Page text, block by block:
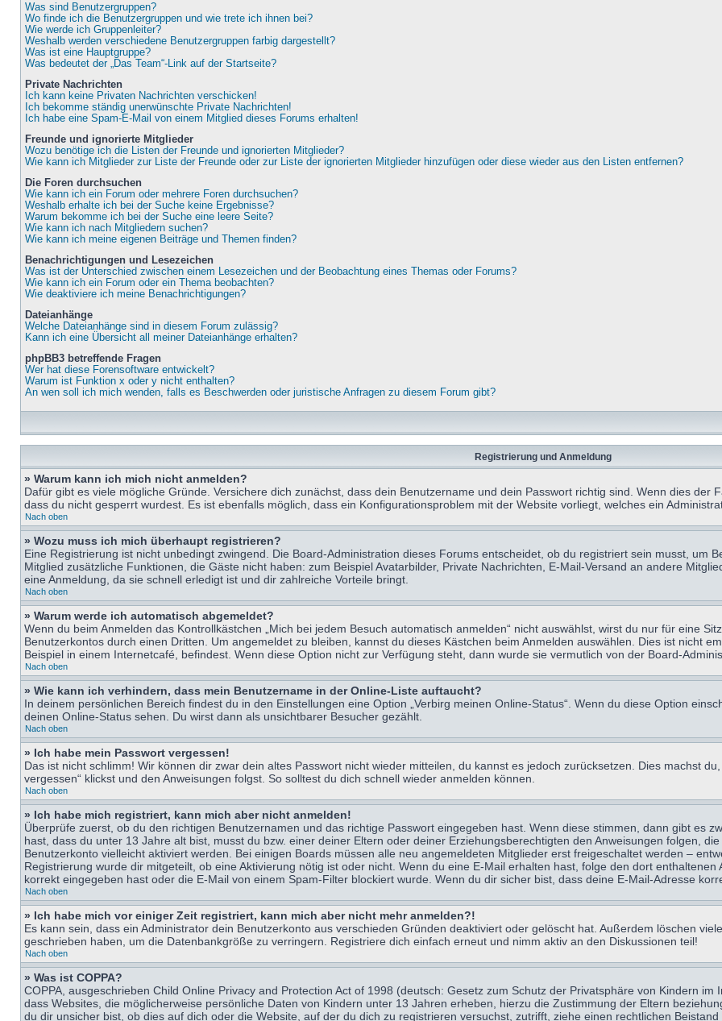
Was sind Benutzergruppen?
Wo finde ich die Benutzergruppen und wie trete ich ihnen bei?
Wie werde ich Gruppenleiter?
Weshalb werden verschiedene Benutzergruppen farbig dargestellt?
Was ist eine Hauptgruppe?
Was bedeutet der „Das Team“-Link auf der Startseite?
Private Nachrichten
Ich kann keine Privaten Nachrichten verschicken!
Ich bekomme ständig unerwünschte Private Nachrichten!
Ich habe eine Spam-E-Mail von einem Mitglied dieses Forums erhalten!
Freunde und ignorierte Mitglieder
Wozu benötige ich die Listen der Freunde und ignorierten Mitglieder?
Wie kann ich Mitglieder zur Liste der Freunde oder zur Liste der ignorierten Mitglieder hinzufügen oder diese wieder aus den Listen entfernen?
Die Foren durchsuchen
Wie kann ich ein Forum oder mehrere Foren durchsuchen?
Weshalb erhalte ich bei der Suche keine Ergebnisse?
Warum bekomme ich bei der Suche eine leere Seite?
Wie kann ich nach Mitgliedern suchen?
Wie kann ich meine eigenen Beiträge und Themen finden?
Benachrichtigungen und Lesezeichen
Was ist der Unterschied zwischen einem Lesezeichen und der Beobachtung eines Themas oder Forums?
Wie kann ich ein Forum oder ein Thema beobachten?
Wie deaktiviere ich meine Benachrichtigungen?
Dateianhänge
Welche Dateianhänge sind in diesem Forum zulässig?
Kann ich eine Übersicht all meiner Dateianhänge erhalten?
phpBB3 betreffende Fragen
Wer hat diese Forensoftware entwickelt?
Warum ist Funktion x oder y nicht enthalten?
An wen soll ich mich wenden, falls es Beschwerden oder juristische Anfragen zu diesem Forum gibt?
Registrierung und Anmeldung
» Warum kann ich mich nicht anmelden?
Dafür gibt es viele mögliche Gründe. Versichere dich zunächst, dass dein Benutzername und dein Passwort richtig sind. Wenn dies der
dass du nicht gesperrt wurdest. Es ist ebenfalls möglich, dass ein Konfigurationsproblem mit der Website vorliegt, welches ein
Nach oben
» Wozu muss ich mich überhaupt registrieren?
Eine Registrierung ist nicht unbedingt zwingend. Die Board-Administration dieses Forums entscheidet, ob du registriert sein musst, um
Mitglied zusätzliche Funktionen, die Gäste nicht haben: zum Beispiel Avatarbilder, Private Nachrichten, E-Mail-Versand an andere
eine Anmeldung, da sie schnell erledigt ist und dir zahlreiche Vorteile bringt.
Nach oben
» Warum werde ich automatisch abgemeldet?
Wenn du beim Anmelden das Kontrollkästchen „Mich bei jedem Besuch automatisch anmelden“ nicht auswählst, wirst du nur für eine
Benutzerkontos durch einen Dritten. Um angemeldet zu bleiben, kannst du dieses Kästchen beim Anmelden auswählen. Dies ist nicht
Beispiel in einem Internetcafé, befindest. Wenn diese Option nicht zur Verfügung steht, dann wurde sie vermutlich von der Board-
Nach oben
» Wie kann ich verhindern, dass mein Benutzername in der Online-Liste auftaucht?
In deinem persönlichen Bereich findest du in den Einstellungen eine Option „Verbirg meinen Online-Status“. Wenn du diese Option
deinen Online-Status sehen. Du wirst dann als unsichtbarer Besucher gezählt.
Nach oben
» Ich habe mein Passwort vergessen!
Das ist nicht schlimm! Wir können dir zwar dein altes Passwort nicht wieder mitteilen, du kannst es jedoch zurücksetzen. Dies machst
vergessen“ klickst und den Anweisungen folgst. So solltest du dich schnell wieder anmelden können.
Nach oben
» Ich habe mich registriert, kann mich aber nicht anmelden!
Überprüfe zuerst, ob du den richtigen Benutzernamen und das richtige Passwort eingegeben hast. Wenn diese stimmen, dann gibt es
hast, dass du unter 13 Jahre alt bist, musst du bzw. einer deiner Eltern oder deiner Erziehungsberechtigten den Anweisungen folgen,
Benutzerkonto vielleicht aktiviert werden. Bei einigen Boards müssen alle neu angemeldeten Mitglieder erst freigeschaltet werden –
Registrierung wurde dir mitgeteilt, ob eine Aktivierung nötig ist oder nicht. Wenn du eine E-Mail erhalten hast, folge den dort
korrekt eingegeben hast oder die E-Mail von einem Spam-Filter blockiert wurde. Wenn du dir sicher bist, dass deine E-Mail-Adresse
Nach oben
» Ich habe mich vor einiger Zeit registriert, kann mich aber nicht mehr anmelden?!
Es kann sein, dass ein Administrator dein Benutzerkonto aus verschieden Gründen deaktiviert oder gelöscht hat. Außerdem löschen
geschrieben haben, um die Datenbankgröße zu verringern. Registriere dich einfach erneut und nimm aktiv an den Diskussionen teil!
Nach oben
» Was ist COPPA?
COPPA, ausgeschrieben Child Online Privacy and Protection Act of 1998 (deutsch: Gesetz zum Schutz der Privatsphäre von Kindern
dass Websites, die möglicherweise persönliche Daten von Kindern unter 13 Jahren erheben, hierzu die Zustimmung der Eltern
du dir unsicher bist, ob dies auf dich oder die Website, auf der du dich zu registrieren versuchst, zutrifft, ziehe einen rechtlichen